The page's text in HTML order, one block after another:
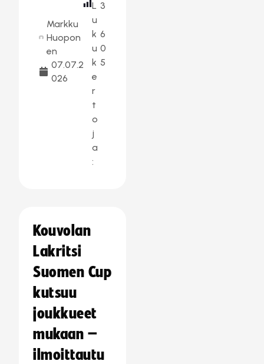
Markku
Huopon
en
07.07.2
026
L
u
k
u
k
e
r
t
o
j
a
:
3
6
0
5
Kouvolan
Lakritsi
Suomen Cup
kutsuu
joukkueet
mukaan –
ilmoittautu